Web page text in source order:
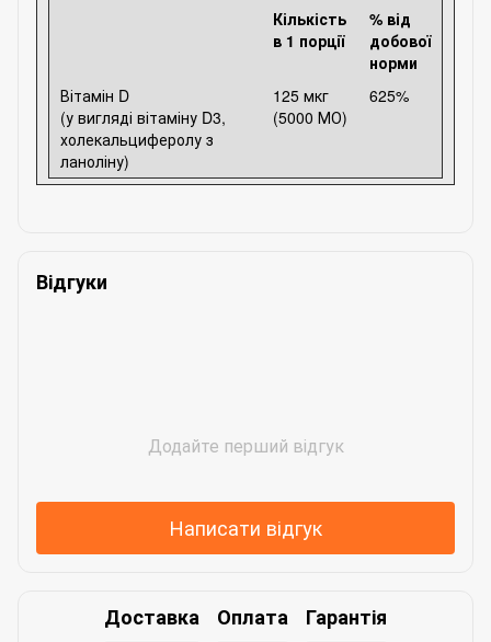
Кількість
в 1 порції
% від
добової
норми
Вітамін D
(у вигляді вітаміну D3,
холекальциферолу з
ланоліну)
125 мкг
(5000 МО)
625%
Відгуки
Додайте перший відгук
Написати відгук
Доставка Оплата Гарантія